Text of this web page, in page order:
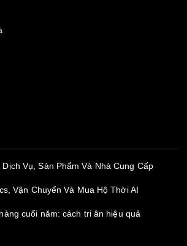
Vụ, Sản Phẩm Và Nhà Cung Cấp
Vận Chuyển Và Mua Hộ Thời AI
cuối năm: cách tri ân hiệu quả